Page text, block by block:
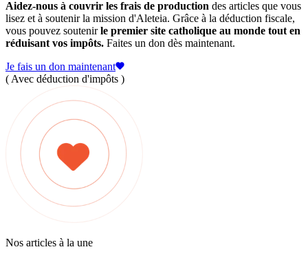
Aidez-nous à couvrir les frais de production des articles que vous
lisez et à soutenir la mission d'Aleteia. Grâce à la déduction fiscale,
vous pouvez soutenirle premier site catholique au monde tout en
réduisant vos impôts. Faites un don dès maintenant.
Je fais un don maintenant
( Avec déduction d'impôts )
Nos articles à la une